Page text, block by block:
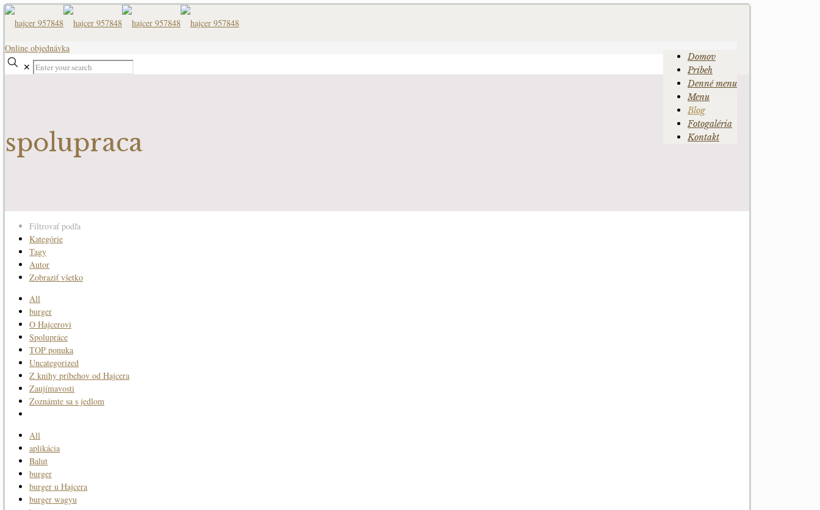
Domov
Príbeh
Denné menu
Menu
Blog
Fotogaléria
Kontakt
Online objednávka
✕
spolupraca
Filtrovať podľa
Kategórie
Tagy
Autor
Zobraziť všetko
All
burger
O Hajcerovi
Spolupráce
TOP ponuka
Uncategorized
Z knihy príbehov od Hajcera
Zaujímavosti
Zoznámte sa s jedlom
All
aplikácia
Balut
burger
burger u Hajcera
burger wagyu